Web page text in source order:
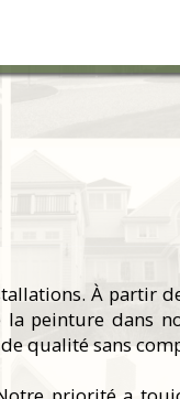
À partir
peinture dans
qualité sans